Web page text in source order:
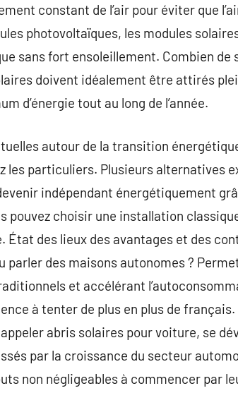
constant de l’air pour éviter que
photovoltaïques, les modules
sans fort ensoleillement. Combien de
doivent idéalement être attirés
d’énergie tout au long de l’année.
autour de la transition
les particuliers. Plusieurs alternatives
indépendant énergétiquement
pouvez choisir une installation
État des lieux des avantages et des
parler des maisons autonomes ?
et accélérant
à tenter de plus en plus de
abris solaires pour voiture, se
par la croissance du secteur
non négligeables à commencer par